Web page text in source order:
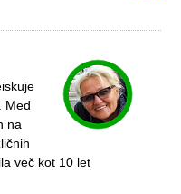
Med
na
več kot 10 let